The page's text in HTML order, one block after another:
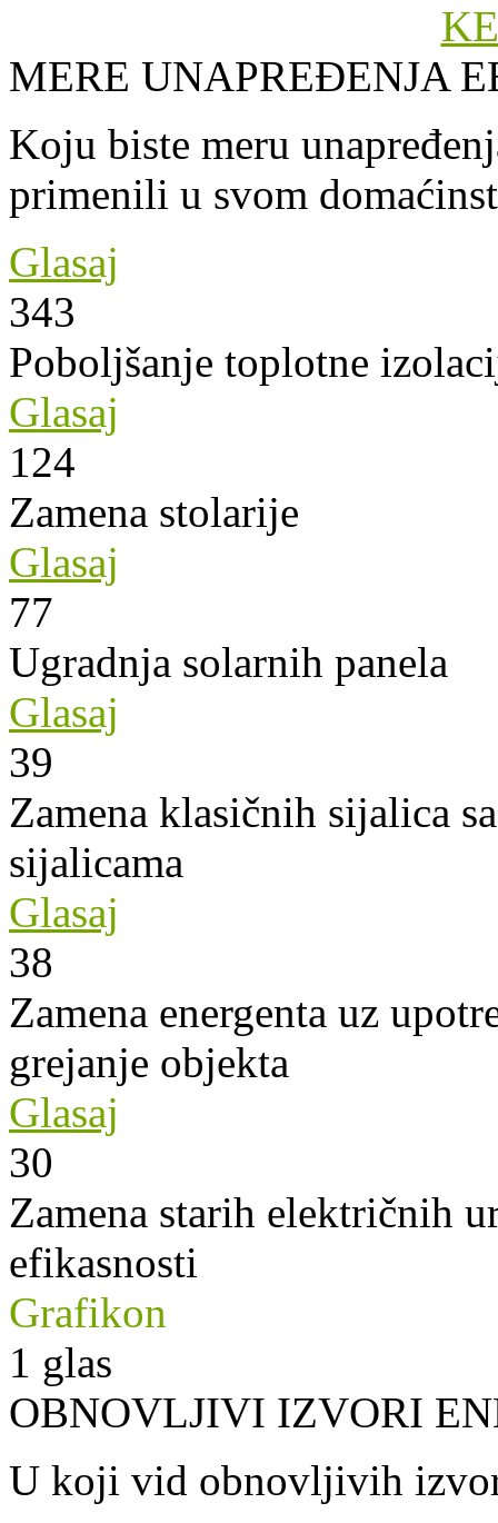
MERE UNAPREĐENJA
Koju biste meru
primenili u svom
Glasaj
343
Poboljšanje toplotne
Glasaj
124
Zamena stolarije
Glasaj
77
Ugradnja solarnih panela
Glasaj
39
Zamena klasičnih sijalica
sijalicama
Glasaj
38
Zamena energenta uz
grejanje objekta
Glasaj
30
Zamena starih električnih
efikasnosti
Grafikon
1 glas
OBNOVLJIVI IZVORI
U koji vid obnovljivih